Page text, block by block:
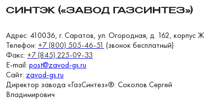
СИНТЭК («ЗАВОД ГАЗСИНТЕЗ»)
Адрес: 410036, г. Саратов, ул. Огородная, д. 162, корпус Ж
Телефон: +7 (800) 505-46-51 (звонок бесплатный)
Факс: +7 (845) 225-09-33
E-mail: post@zavod-gs.ru
Сайт: zavod-gs.ru
Директор завода «ГазСинтез»®: Соколов Сергей
Владимирович